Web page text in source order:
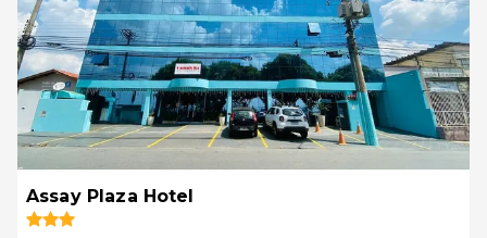
Assay Plaza Hotel